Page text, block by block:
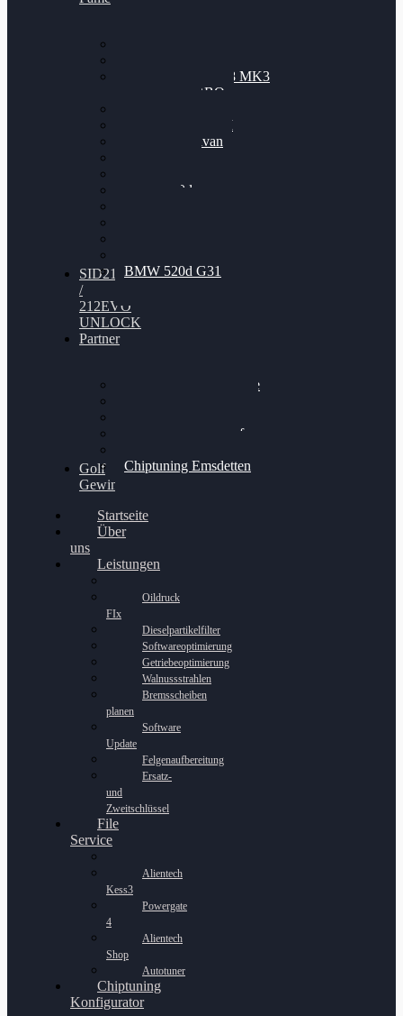
Nissan GT-R35 3.8 MK3
V6 TWINTURBO
VW Passat 2.0TDI
VW T6 Multivan
BMW 120d
BMW 520d G31
SID212
/
212EVO
UNLOCK
Partner
Bilgenroth Performance
Chiptuning Schüttorf
Chiptuning Emsdetten
Golf
Gewinnspiel
Startseite
Über
uns
Leistungen
Oildruck
FIx
Dieselpartikelfilter
Softwareoptimierung
Getriebeoptimierung
Walnussstrahlen
Bremsscheiben
planen
Software
Update
Felgenaufbereitung
Ersatz-
und
Zweitschlüssel
File
Service
Alientech
Kess3
Powergate
4
Alientech
Shop
Autotuner
Chiptuning
Konfigurator